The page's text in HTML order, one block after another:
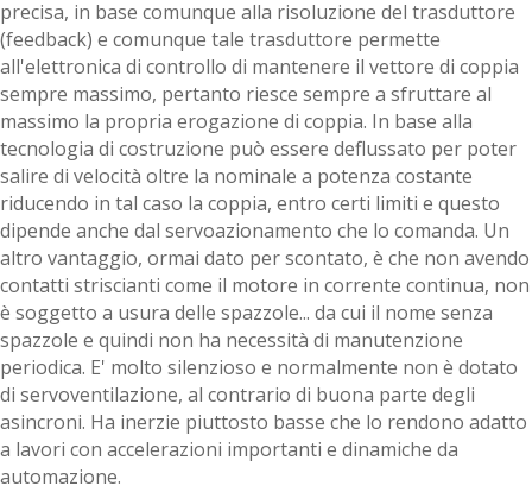
precisa, in base comunque alla risoluzione del trasduttore
(feedback) e comunque tale trasduttore permette
all'elettronica di controllo di mantenere il vettore di coppia
sempre massimo, pertanto riesce sempre a sfruttare al
massimo la propria erogazione di coppia. In base alla
tecnologia di costruzione può essere deflussato per poter
salire di velocità oltre la nominale a potenza costante
riducendo in tal caso la coppia, entro certi limiti e questo
dipende anche dal servoazionamento che lo comanda. Un
altro vantaggio, ormai dato per scontato, è che non avendo
contatti striscianti come il motore in corrente continua, non
è soggetto a usura delle spazzole... da cui il nome senza
spazzole e quindi non ha necessità di manutenzione
periodica. E' molto silenzioso e normalmente non è dotato
di servoventilazione, al contrario di buona parte degli
asincroni. Ha inerzie piuttosto basse che lo rendono adatto
a lavori con accelerazioni importanti e dinamiche da
automazione.